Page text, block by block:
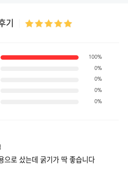
기
100%
0%
0%
0%
0%
으로 샀는데 굵기가 딱 좋습니다